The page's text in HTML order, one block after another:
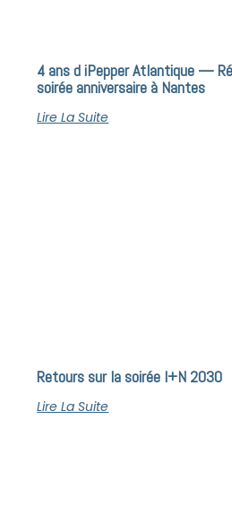
4 ans d iPepper Atlantique —
soirée anniversaire à Nantes
Lire La Suite
Retours sur la soirée I+N 2030
Lire La Suite